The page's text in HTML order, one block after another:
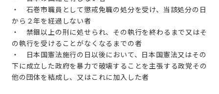
・ 石巻市職員として懲戒免職の処分を受け、当該処分の日
から２年を経過しない者
・ 禁錮以上の刑に処せられ、その執行を終わるまで又はそ
の執行を受けることがなくなるまでの者
・ 日本国憲法施行の日以後において、日本国憲法又はその
下に成立した政府を暴力で破壊することを主張する政党その
他の団体を結成し、又はこれに加入した者